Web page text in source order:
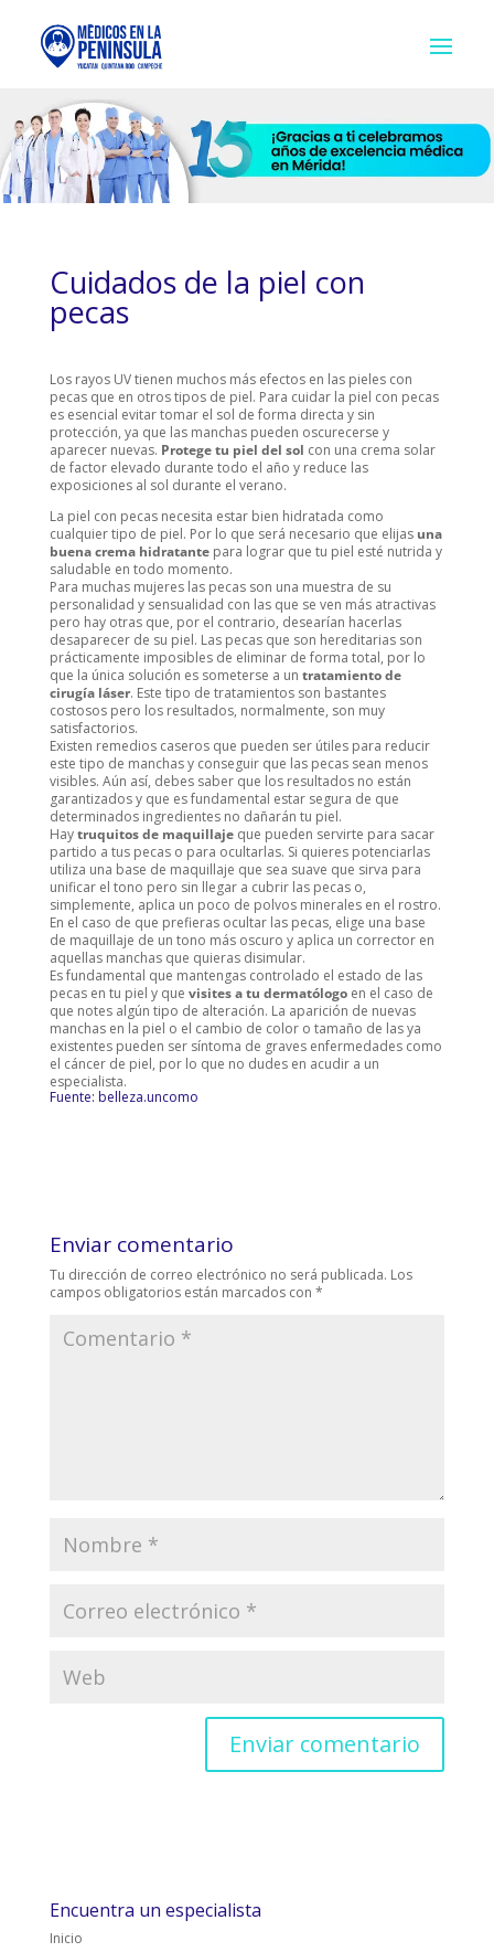
Cuidados de la piel con
pecas
Los rayos UV tienen muchos más efectos en las pieles con
pecas que en otros tipos de piel. Para cuidar la piel con pecas
es esencial evitar tomar el sol de forma directa y sin
protección, ya que las manchas pueden oscurecerse y
aparecer nuevas. Protege tu piel del sol con una crema solar
de factor elevado durante todo el año y reduce las
exposiciones al sol durante el verano.
La piel con pecas necesita estar bien hidratada como
cualquier tipo de piel. Por lo que será necesario que elijas una
buena crema hidratantepara lograr que tu piel esté nutrida y
saludable en todo momento.
Para muchas mujeres las pecas son una muestra de su
personalidad y sensualidad con las que se ven más atractivas
pero hay otras que, por el contrario, desearían hacerlas
desaparecer de su piel. Las pecas que son hereditarias son
prácticamente imposibles de eliminar de forma total, por lo
que la única solución es someterse a un tratamiento de
cirugía láser. Este tipo de tratamientos son bastantes
costosos pero los resultados, normalmente, son muy
satisfactorios.
Existen remedios caseros que pueden ser útiles para reducir
este tipo de manchas y conseguir que las pecas sean menos
visibles. Aún así, debes saber que los resultados no están
garantizados y que es fundamental estar segura de que
determinados ingredientes no dañarán tu piel.
Haytruquitos de maquillajeque pueden servirte para sacar
partido a tus pecas o para ocultarlas. Si quieres potenciarlas
utiliza una base de maquillaje que sea suave que sirva para
unificar el tono pero sin llegar a cubrir las pecas o,
simplemente, aplica un poco de polvos minerales en el rostro.
En el caso de que prefieras ocultar las pecas, elige una base
de maquillaje de un tono más oscuro y aplica un corrector en
aquellas manchas que quieras disimular.
Es fundamental que mantengas controlado el estado de las
pecas en tu piel y que visites a tu dermatólogoen el caso de
que notes algún tipo de alteración. La aparición de nuevas
manchas en la piel o el cambio de color o tamaño de las ya
existentes pueden ser síntoma de graves enfermedades como
el cáncer de piel, por lo que no dudes en acudir a un
especialista.
Fuente: belleza.uncomo
Enviar comentario
Tu dirección de correo electrónico no será publicada. Los
campos obligatorios están marcados con *
Encuentra un especialista
Inicio